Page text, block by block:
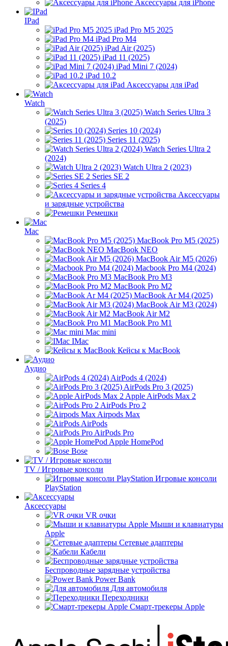
Аксессуары для iPhone
IPad
iPad Pro M5 2025
iPad Pro M4
iPad Air (2025)
iPad 11 (2025)
iPad Mini 7 (2024)
iPad 10.2
Аксессуары для iPad
Watch
Watch Series Ultra 3
(2025)
Series 10 (2024)
Series 11 (2025)
Watch Series Ultra 2
(2024)
Watch Ultra 2 (2023)
Series SE 2
Series 4
Аксессуары
и зарядные устройства
Ремешки
Mac
MacBook Pro M5 (2025)
MacBook NEO
MacBook Air M5 (2026)
Macbook Pro M4 (2024)
MacBook Pro M3
MacBook Pro M2
MacBook Ar M4 (2025)
MacBook Air M3 (2024)
MacBook Air M2
MacBook Pro M1
Mac mini
IMac
Кейсы к MacBook
Аудио
AirPods 4 (2024)
AirPods Pro 3 (2025)
Apple AirPods Max 2
AirPods Pro 2
Airpods Max
AirPods
AirPods Pro
Apple HomePod
Bose
TV / Игровые консоли
Игровые консоли
PlayStation
Аксессуары
VR очки
Мыши и клавиатуры
Apple
Сетевые адаптеры
Кабели
Беспроводные зарядные устройства
Power Bank
Для автомобиля
Переходники
Смарт-трекеры Apple